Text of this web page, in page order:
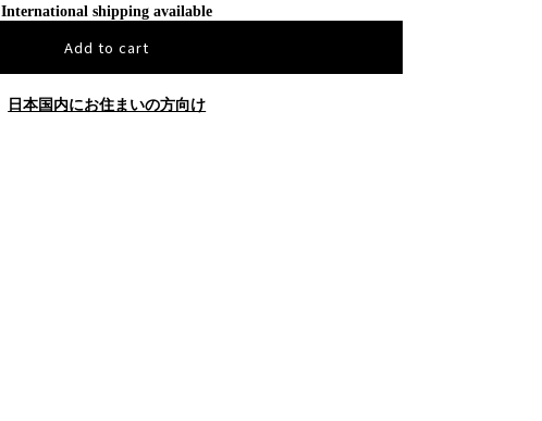
International shipping available
Add to cart
日本国内にお住まいの方向け